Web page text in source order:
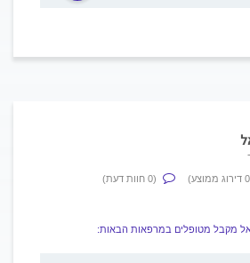
(0 חוות דעת)
מקבל מטופלים במרפאות הבאות: